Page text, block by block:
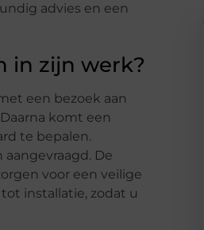
advies en een
in zijn werk?
een bezoek aan
komt een
te bepalen.
De
voor een veilige
installatie, zodat u